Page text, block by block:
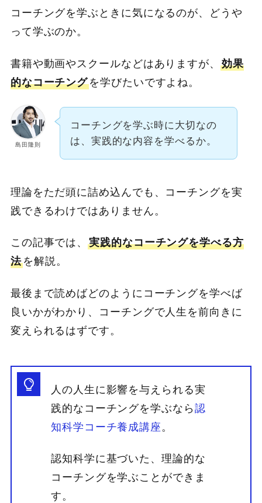
コーチングを学ぶときに気になるのが、どうや
って学ぶのか。
書籍や動画やスクールなどはありますが、 効果
的なコーチングを学びたいですよね。
島田隆則
コーチングを学ぶ時に大切なの
は、実践的な内容を学べるか。
理論をただ頭に詰め込んでも、コーチングを実
践できるわけではありません。
この記事では、実践的なコーチングを学べる方
法を解説。
最後まで読めばどのようにコーチングを学べば
良いかがわかり、コーチングで人生を前向きに
変えられるはずです。
人の人生に影響を与えられる実
践的なコーチングを学ぶなら 認
知科学コーチ養成講座 。
認知科学に基づいた、理論的な
コーチングを学ぶことができま
す。